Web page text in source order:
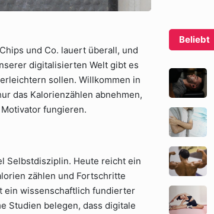
und Co. lauert überall, und
digitalisierten Welt gibt es
sollen. Willkommen in
das Kalorienzählen abnehmen,
fungieren.
Selbstdisziplin. Heute reicht ein
zählen und Fortschritte
ein wissenschaftlich fundierter
Studien belegen, dass digitale
Beliebt